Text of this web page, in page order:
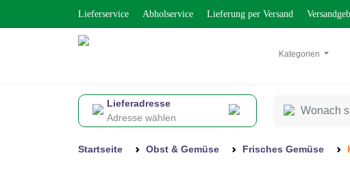
Lieferservice Abholservice Lieferung per Versand
Kategorien
Lieferadresse
Adresse wählen
Startseite Obst & Gemüse Frisches Gemüse